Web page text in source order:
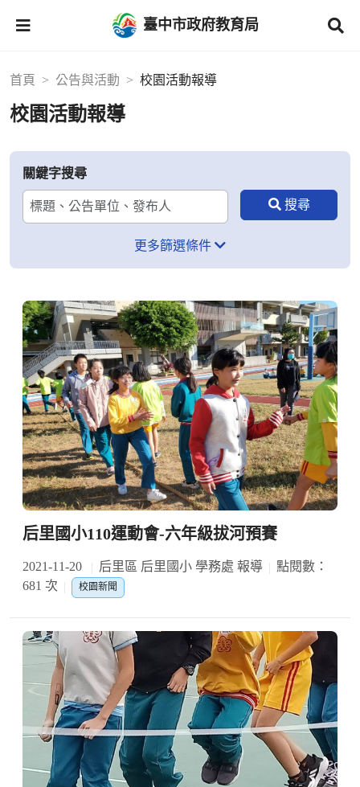
臺中市政府教育局
首頁 公告與活動 校園活動報導
校園活動報導
關鍵字搜尋
更多篩選條件
后里國小110運動會-六年級拔河預賽
2021-11-20 后里區 后里國小 學務處 報導
點閱數：
681 次
校園新聞